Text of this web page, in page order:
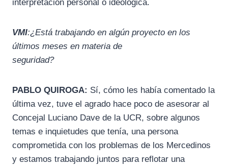
interpretación personal o ideológica.
VMI:¿Está trabajando en algún proyecto en los
últimos meses en materia de
seguridad?
PABLO QUIROGA: Sí, cómo les había comentado la
última vez, tuve el agrado hace poco de asesorar al
Concejal Luciano Dave de la UCR, sobre algunos
temas e inquietudes que tenía, una persona
comprometida con los problemas de los Mercedinos
y estamos trabajando juntos para reflotar una